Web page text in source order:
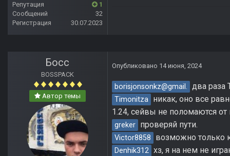
Репутация
1
Сообщений
32
Регистрация
30.07.2023
Босс
BOSSPACK
Автор темы
Опубликовано 14 июня, 2024
borisjonsonkz@gmail. два раза
Timonitza никак, оно все
1.24, сейвы не поломаются от
greker проверяй пути.
Victor8858 возможно только
Denhik312 хз, я на нем не